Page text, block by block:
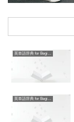
英単語辞典 for Beginners
英単語辞典 for Beginners